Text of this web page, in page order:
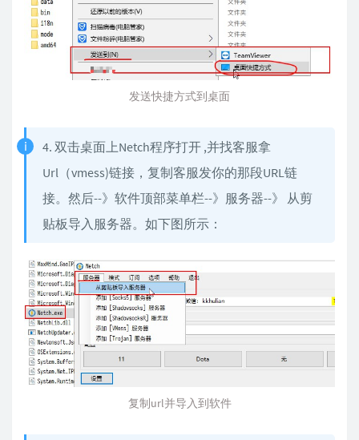
发送快捷方式到桌面
4. 双击桌面上Netch程序打开 ,并找客服拿
Url（vmess)链接，复制客服发你的那段URL链
接。然后--》软件顶部菜单栏--》服务器--》 从剪
贴板导入服务器。如下图所示：
复制url并导入到软件